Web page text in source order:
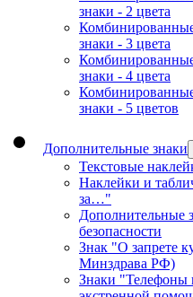
знаки - 2 цвета
знаки - 3 цвета
знаки - 4 цвета
знаки - 5 цветов
Дополнительные знаки
Текстовые
Наклейки и
за…"
Дополнительные
безопасности
Знак "О запрете
Минздрава РФ)
Знаки "Телефоны